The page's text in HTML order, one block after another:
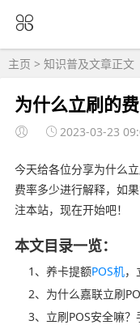
主页 > 知识普及文章正文
为什么立刷的
2023-03-23
今天给各位分享为什么
费率多少进行解释，如
注本站，现在开始吧！
本文目录一览：
1、养卡提额POS机，
2、为什么嘉联立刷
3、立刷POS安全嘛？